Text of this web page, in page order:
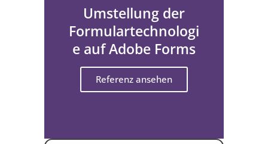
Umstellung der
Formulartechnologi
e auf Adobe Forms
Referenz ansehen